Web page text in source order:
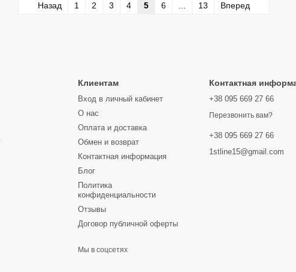
Назад 1 2 3 4 5 6 ... 13 Вперед
Клиентам
Вход в личный кабинет
О нас
Оплата и доставка
Обмен и возврат
Контактная информация
Блог
Политика
конфиденциальности
Отзывы
Договор публичной оферты
Мы в соцсетях
Контактная
+38 095 669 27 66
Перезвонить вам?
+38 095 669 27 66
1stline15@gmail.com